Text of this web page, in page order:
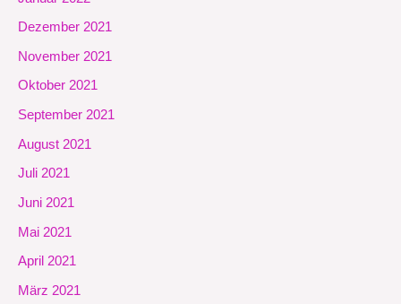
Dezember 2021
November 2021
Oktober 2021
September 2021
August 2021
Juli 2021
Juni 2021
Mai 2021
April 2021
März 2021